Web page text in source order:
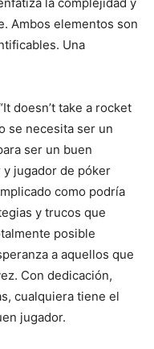
la complejidad y
Ambos elementos son
Una
doesn’t take a rocket
se necesita ser un
ser un buen
y jugador de póker
como podría
y trucos que
posible
a aquellos que
Con dedicación,
cualquiera tiene el
jugador.